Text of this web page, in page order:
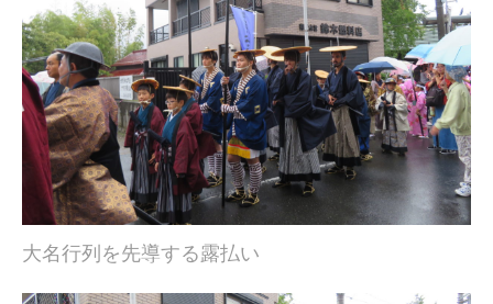
大名行列を先導する露払い